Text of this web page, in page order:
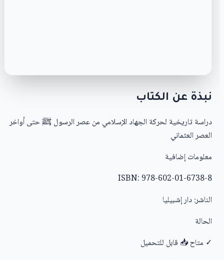
نبذة عن الكتاب
دراسة تاريخية لحركة الجهاد الإسلامي من عصر الرسول ﷺ حتى أواخر
العصر العثماني
معلومات إضافية
ISBN: 978-602-01-6738-8
الناشر:دار إشبيليا
الحالة
✓ متاح📥 قابل للتحميل